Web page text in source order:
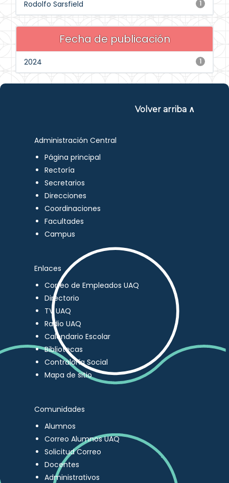
1
Rodolfo Sarsfield
Fecha de publicación
1
2024
Volver arriba ∧
Administración Central
Página principal
Rectoría
Secretarios
Direcciones
Coordinaciones
Facultades
Campus
Enlaces
Correo de Empleados UAQ
Directorio
TV UAQ
Radio UAQ
Calendario Escolar
Bibliotecas
Contraloría Social
Mapa de sitio
Comunidades
Alumnos
Correo Alumnos UAQ
Solicitud Correo
Docentes
Administrativos